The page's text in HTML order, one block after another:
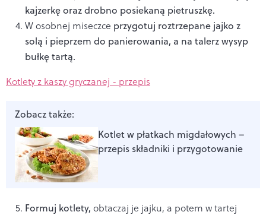
kajzerkę oraz drobno posiekaną pietruszkę.
W osobnej miseczce przygotuj roztrzepane jajko z
solą i pieprzem do panierowania, a na talerz wysyp
bułkę tartą.
Kotlety z kaszy gryczanej - przepis
Zobacz także:
Kotlet w płatkach migdałowych –
przepis składniki i przygotowanie
Formuj kotlety, obtaczaj je jajku, a potem w tartej